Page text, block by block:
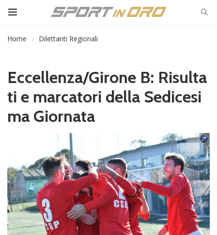
Home Dilettanti Regionali
Eccellenza/Girone B: Risulta
ti e marcatori della Sedicesi
ma Giornata